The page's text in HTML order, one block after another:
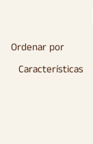
Ordenar por